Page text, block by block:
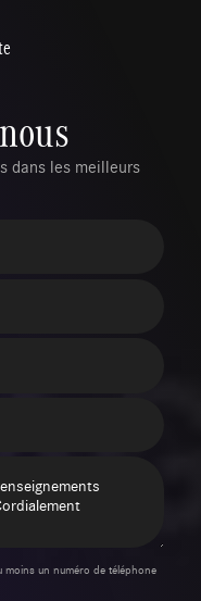
dans les meilleurs
un numéro de téléphone